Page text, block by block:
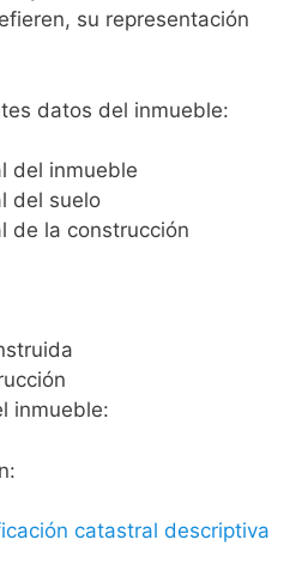
su representación
datos del inmueble:
del inmueble
del suelo
de la construcción
inmueble:
catastral descriptiva